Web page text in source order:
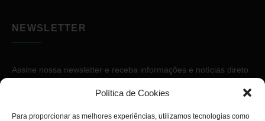
Política de Cookies
Para proporcionar as melhores experiências, utilizamos tecnologias como
NEWSLETTER
Assine nossa newsletter e receba informações e notícias direto